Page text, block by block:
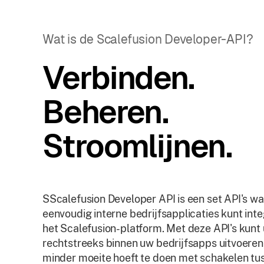
Wat is de Scalefusion Developer-API?
Verbinden.
Beheren.
Stroomlijnen.
SScalefusion Developer API is een set API's
eenvoudig interne bedrijfsapplicaties kunt
het Scalefusion-platform. Met deze API's kunt
rechtstreeks binnen uw bedrijfsapps
minder moeite hoeft te doen met schakelen